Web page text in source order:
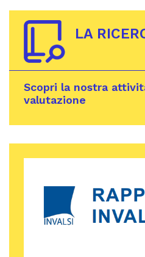
LA
Scopri la nostra
valutazione